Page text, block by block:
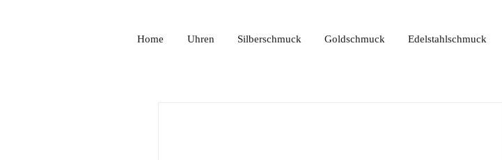
Home Uhren Silberschmuck Goldschmuck Edelstahlschmuck